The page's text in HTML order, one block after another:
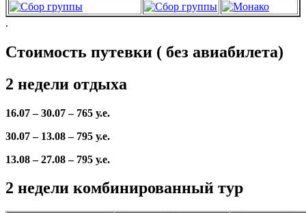
.
Стоимость путевки ( без авиабилета)
2 недели отдыха
16.07 – 30.07 – 765 у.е.
30.07 – 13.08 – 795 у.е.
13.08 – 27.08 – 795 у.е.
2 недели комбинированный тур